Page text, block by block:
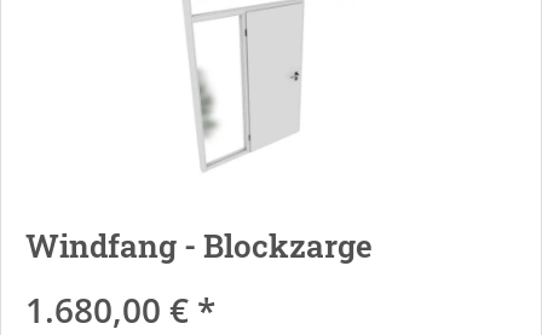
Windfang - Blockzarge
1.680,00 € *